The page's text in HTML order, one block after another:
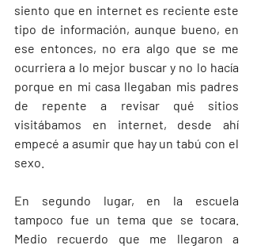
siento que en internet es reciente este
tipo de información, aunque bueno, en
ese entonces, no era algo que se me
ocurriera a lo mejor buscar y no lo hacía
porque en mi casa llegaban mis padres
de repente a revisar qué sitios
visitábamos en internet, desde ahí
empecé a asumir que hay un tabú con el
sexo.
En segundo lugar, en la escuela
tampoco fue un tema que se tocara.
Medio recuerdo que me llegaron a